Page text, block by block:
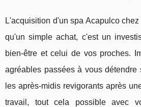
L'acquisition d'un spa Acapulco
qu'un simple achat, c'est un
bien-être et celui de vos proches.
agréables passées à vous détendre
les après-midis revigorants après
travail, tout cela possible avec